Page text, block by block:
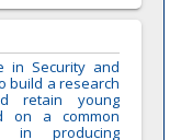
in Security and
build a research
retain young
on a common
in producing